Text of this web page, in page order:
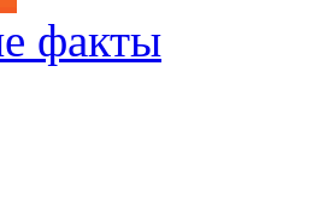
факты